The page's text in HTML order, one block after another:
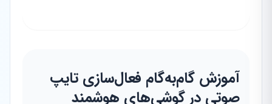
آموزش گام‌به‌گام فعال‌سازی تایپ
صوتی در گوشی‌های هوشمند